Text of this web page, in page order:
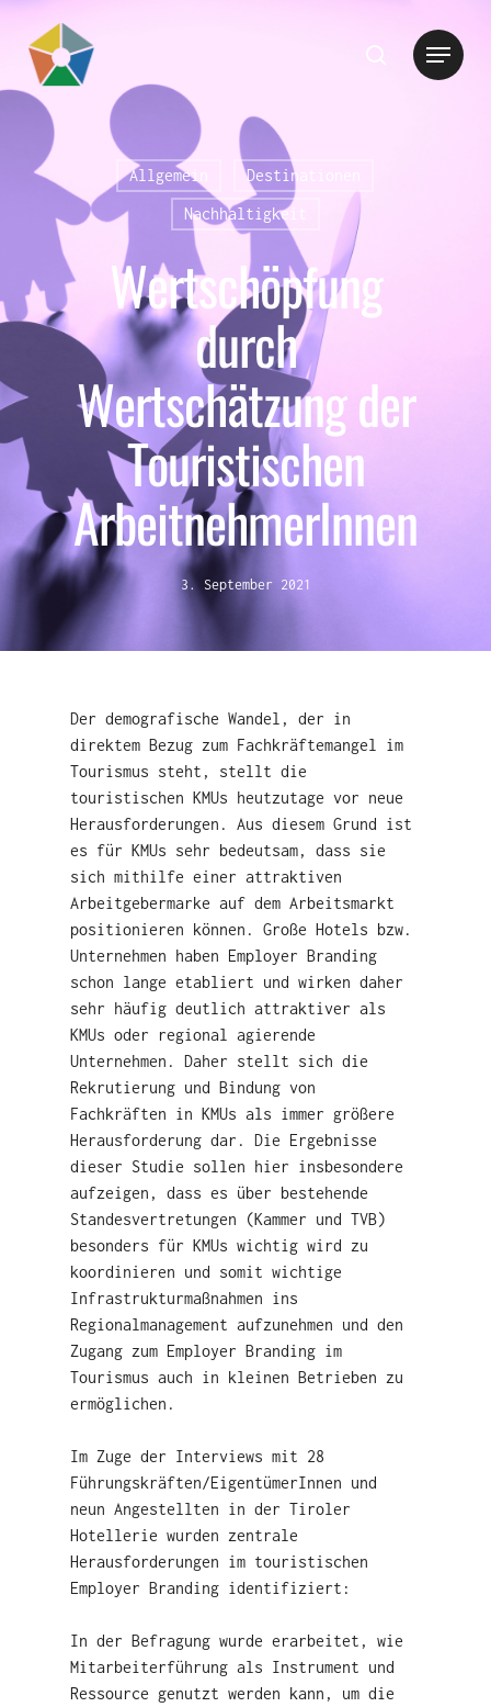
Hit enter to search or ESC to close
Allgemein Destinationen
Nachhaltigkeit
Wertschöpfung
durch
Wertschätzung der
Touristischen
ArbeitnehmerInnen
3. September 2021
Der demografische Wandel, der in
direktem Bezug zum Fachkräftemangel im
Tourismus steht, stellt die
touristischen KMUs heutzutage vor neue
Herausforderungen. Aus diesem Grund ist
es für KMUs sehr bedeutsam, dass sie
sich mithilfe einer attraktiven
Arbeitgebermarke auf dem Arbeitsmarkt
positionieren können. Große Hotels bzw.
Unternehmen haben Employer Branding
schon lange etabliert und wirken daher
sehr häufig deutlich attraktiver als
KMUs oder regional agierende
Unternehmen. Daher stellt sich die
Rekrutierung und Bindung von
Fachkräften in KMUs als immer größere
Herausforderung dar. Die Ergebnisse
dieser Studie sollen hier insbesondere
aufzeigen, dass es über bestehende
Standesvertretungen (Kammer und TVB)
besonders für KMUs wichtig wird zu
koordinieren und somit wichtige
Infrastrukturmaßnahmen ins
Regionalmanagement aufzunehmen und den
Zugang zum Employer Branding im
Tourismus auch in kleinen Betrieben zu
ermöglichen.
Im Zuge der Interviews mit 28
Führungskräften/EigentümerInnen und
neun Angestellten in der Tiroler
Hotellerie wurden zentrale
Herausforderungen im touristischen
Employer Branding identifiziert:
In der Befragung wurde erarbeitet, wie
Mitarbeiterführung als Instrument und
Ressource genutzt werden kann, um die